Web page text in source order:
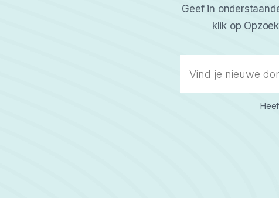
Geef in
klik op